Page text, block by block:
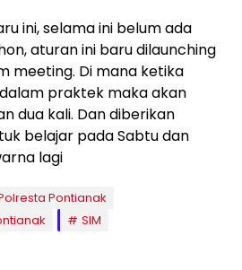
ini, selama ini belum ada
aturan ini baru dilaunching
meeting. Di mana ketika
praktek maka akan
dua kali. Dan diberikan
belajar pada Sabtu dan
lagi
Pontianak
SIM